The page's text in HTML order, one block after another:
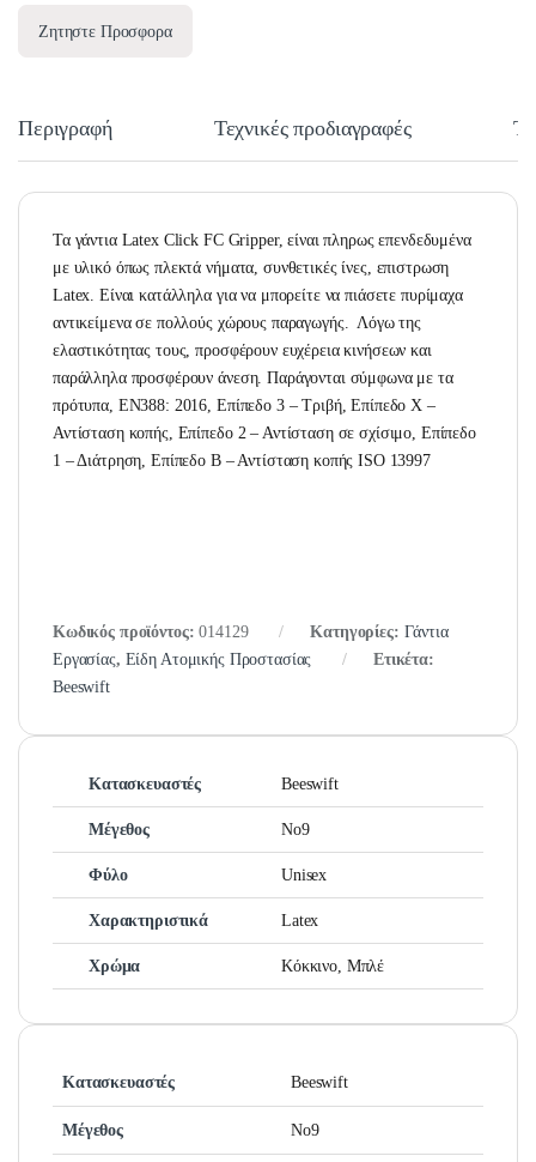
Ζητηστε Προσφορα
Περιγραφή Τεχνικές προδιαγραφές
Τα γάντια Latex Click FC Gripper, είναι πληρως επενδεδυμένα
με υλικό όπως πλεκτά νήματα, συνθετικές ίνες, επιστρωση
Latex. Είναι κατάλληλα για να μπορείτε να πιάσετε πυρίμαχα
αντικείμενα σε πολλούς χώρους παραγωγής. Λόγω της
ελαστικότητας τους, προσφέρουν ευχέρεια κινήσεων και
παράλληλα προσφέρουν άνεση. Παράγονται σύμφωνα με τα
πρότυπα, EN388: 2016, Επίπεδο 3 – Τριβή,Επίπεδο X –
Αντίσταση κοπής, Επίπεδο 2 – Αντίσταση σε σχίσιμο, Επίπεδο
1 – Διάτρηση,Επίπεδο Β – Αντίσταση κοπής ISO 13997
Κωδικός προϊόντος:014129 Κατηγορίες: Γάντια
Εργασίας, Είδη Ατομικής Προστασίας
Ετικέτα:
Beeswift
Κατασκευαστές Beeswift
Μέγεθος No9
Φύλο Unisex
Χαρακτηριστικά Latex
Χρώμα Κόκκινο, Μπλέ
Κατασκευαστές Beeswift
Μέγεθος No9